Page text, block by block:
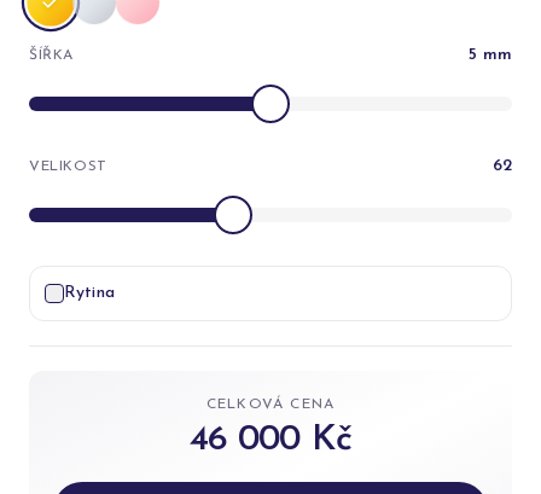
ŠÍŘKA 5 mm
VELIKOST 62
Rytina
CELKOVÁ CENA
46 000 Kč